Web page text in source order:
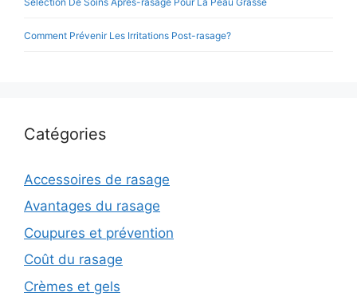
Comment Prévenir Les Irritations Post-rasage?
Catégories
Accessoires de rasage
Avantages du rasage
Coupures et prévention
Coût du rasage
Crèmes et gels